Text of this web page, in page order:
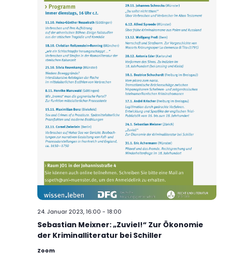
Sebastian Meixner: „Zuviel!“ Zur Ökonomie
der Kriminalliteratur bei Schiller
24. Januar 2023, 16:00 - 18:00
Zoom